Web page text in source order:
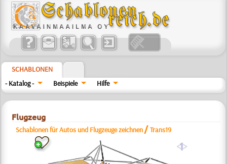
SCHABLONEN
- Katalog -
Beispiele Hilfe
Flugzeug
Schablonen für Autos und Flugzeuge zeichnen /Trans19
a